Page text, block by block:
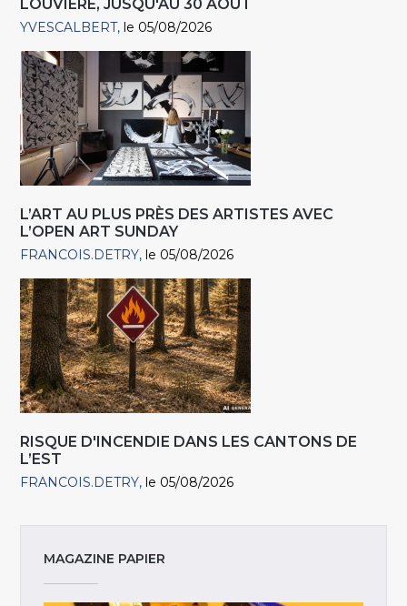
LOUVIÈRE, JUSQU'AU 30 AOÛT
YVESCALBERT le 05/08/2026
L’ART AU PLUS PRÈS DES ARTISTES AVEC
L’OPEN ART SUNDAY
FRANCOIS.DETRY le 05/08/2026
RISQUE D'INCENDIE DANS LES CANTONS DE
L’EST
FRANCOIS.DETRY le 05/08/2026
MAGAZINE PAPIER